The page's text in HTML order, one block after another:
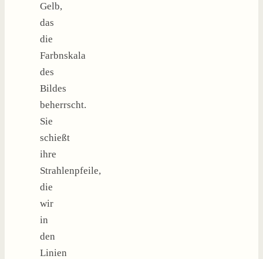
Gelb,
das
die
Farbnskala
des
Bildes
beherrscht.
Sie
schießt
ihre
Strahlenpfeile,
die
wir
in
den
Linien